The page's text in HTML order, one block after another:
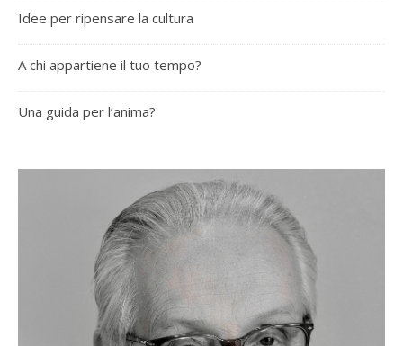
Idee per ripensare la cultura
A chi appartiene il tuo tempo?
Una guida per l’anima?